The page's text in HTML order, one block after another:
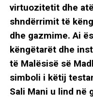
virtuozitetit dhe
shndërrimit të
dhe gazmime. Ai
këngëtarët dhe
të Malësisë së
simboli i këtij
Sali Mani u lind në